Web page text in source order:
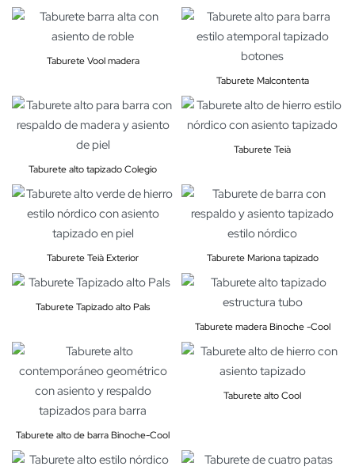
Taburete Vool madera
Taburete Malcontenta
Taburete alto tapizado Colegio
Taburete Teià
Taburete Teià Exterior Taburete Mariona tapizado
Taburete Tapizado alto Pals
Taburete madera Binoche -Cool
Taburete alto de barra Binoche-Cool
Taburete alto Cool